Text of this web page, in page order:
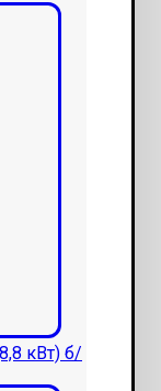
кВт) б/